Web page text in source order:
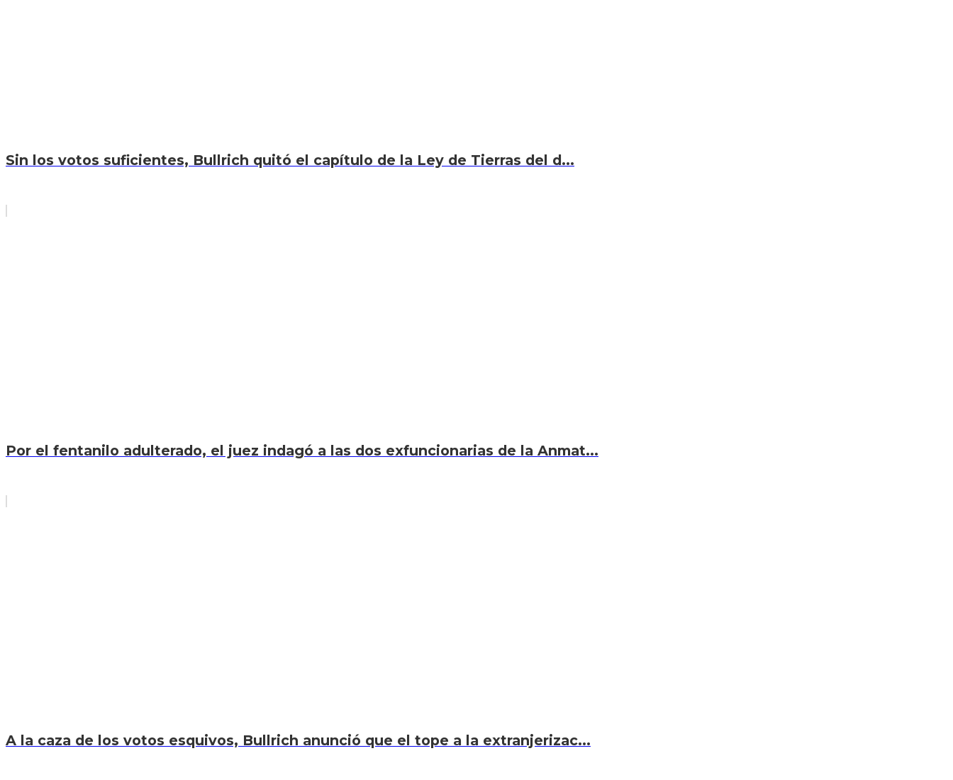
Sin los votos suficientes, Bullrich quitó el capítulo de la Ley de Tierras del d...
Por el fentanilo adulterado, el juez indagó a las dos exfuncionarias de la Anmat...
A la caza de los votos esquivos, Bullrich anunció que el tope a la extranjerizac...